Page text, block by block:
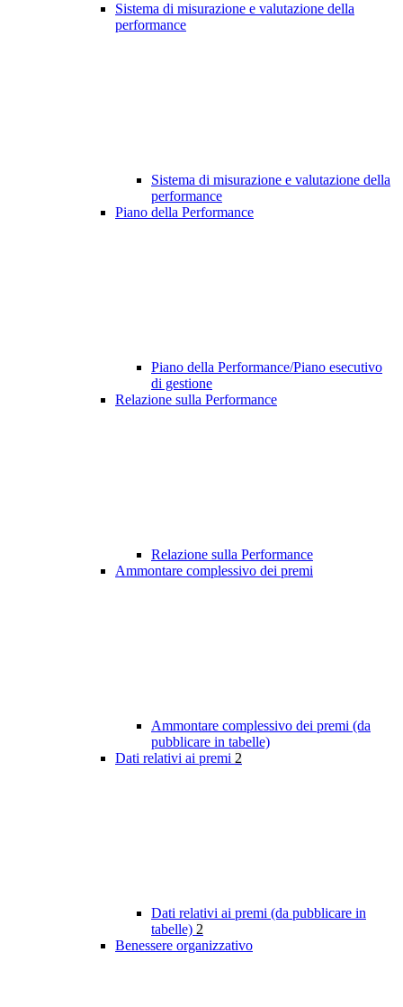
Sistema di misurazione e valutazione della
performance
Sistema di misurazione e valutazione della
performance
Piano della Performance
Piano della Performance/Piano esecutivo
di gestione
Relazione sulla Performance
Relazione sulla Performance
Ammontare complessivo dei premi
Ammontare complessivo dei premi (da
pubblicare in tabelle)
Dati relativi ai premi 2
Dati relativi ai premi (da pubblicare in
tabelle) 2
Benessere organizzativo